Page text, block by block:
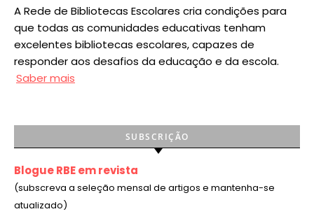
A Rede de Bibliotecas Escolares cria condições para
que todas as comunidades educativas tenham
excelentes bibliotecas escolares, capazes de
responder aos desafios da educação e da escola.
Saber mais
SUBSCRIÇÃO
Blogue RBE em revista
(subscreva a seleção mensal de artigos e mantenha-se
atualizado)